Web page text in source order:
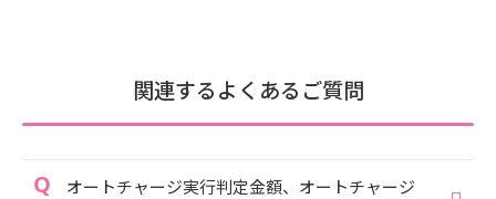
関連するよくあるご質問
オートチャージ実行判定金額、オートチャージ